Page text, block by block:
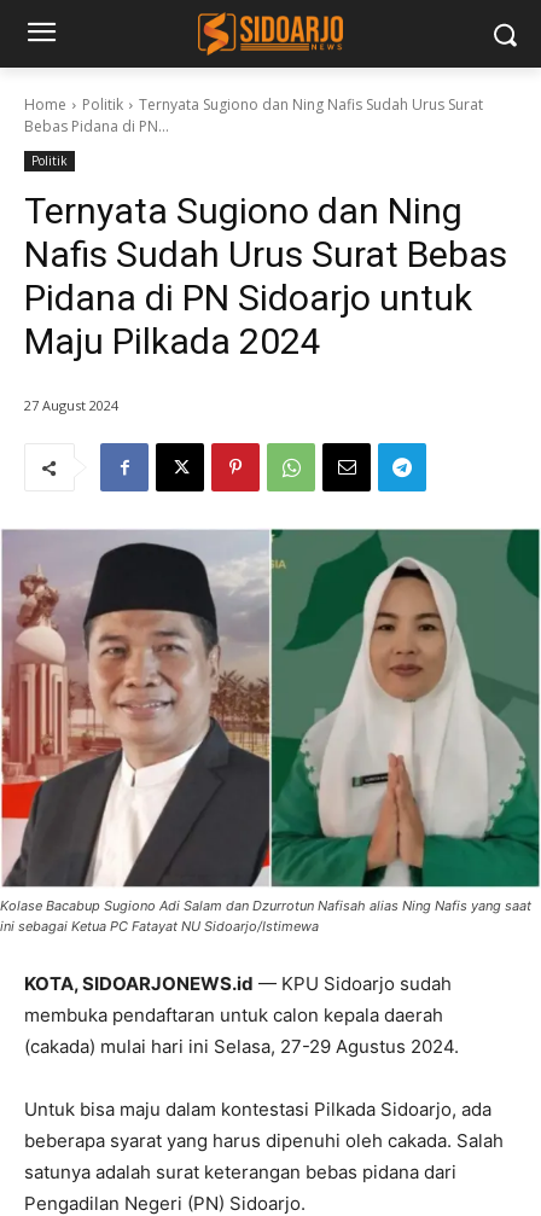
Home Politik
Ternyata Sugiono dan Ning Nafis Sudah Urus Surat
Bebas Pidana di PN...
Politik
Ternyata Sugiono dan Ning
Nafis Sudah Urus Surat Bebas
Pidana di PN Sidoarjo untuk
Maju Pilkada 2024
27 August 2024
Kolase Bacabup Sugiono Adi Salam dan Dzurrotun Nafisah alias Ning Nafis yang saat
ini sebagai Ketua PC Fatayat NU Sidoarjo/Istimewa
KOTA, SIDOARJONEWS.id — KPU Sidoarjo sudah
membuka pendaftaran untuk calon kepala daerah
(cakada) mulai hari ini Selasa, 27-29 Agustus 2024.
Untuk bisa maju dalam kontestasi Pilkada Sidoarjo, ada
beberapa syarat yang harus dipenuhi oleh cakada. Salah
satunya adalah surat keterangan bebas pidana dari
Pengadilan Negeri (PN) Sidoarjo.